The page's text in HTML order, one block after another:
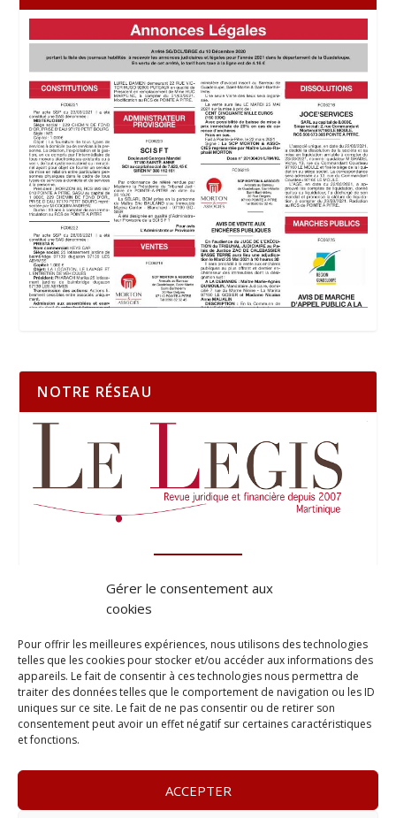
Gérer le consentement aux
cookies
Pour offrir les meilleures expériences, nous utilisons des technologies
telles que les cookies pour stocker et/ou accéder aux informations des
appareils. Le fait de consentir à ces technologies nous permettra de
traiter des données telles que le comportement de navigation ou les ID
uniques sur ce site. Le fait de ne pas consentir ou de retirer son
consentement peut avoir un effet négatif sur certaines caractéristiques
et fonctions.
ACCEPTER
NOTRE RÉSEAU